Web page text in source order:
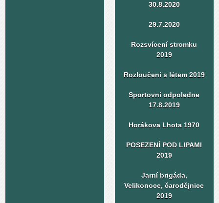
30.8.2020
29.7.2020
Rozsvícení stromku
2019
Rozloučení s létem 2019
Sportovní odpoledne
17.8.2019
Horákova Lhota 1970
POSEZENÍ POD LIPAMI
2019
Jarní brigáda,
Velikonoce, čarodějnice
2019